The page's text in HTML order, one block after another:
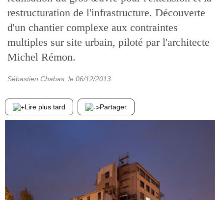
restructuration de l'infrastructure. Découverte
d'un chantier complexe aux contraintes
multiples sur site urbain, piloté par l'architecte
Michel Rémon.
Sébastien Chabas , le 06/12/2013
Lire plus tard Partager